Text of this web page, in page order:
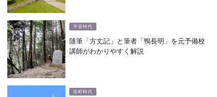
平安時代
随筆「方丈記」と筆者「鴨長明」を元予備校
講師がわかりやすく解説
室町時代